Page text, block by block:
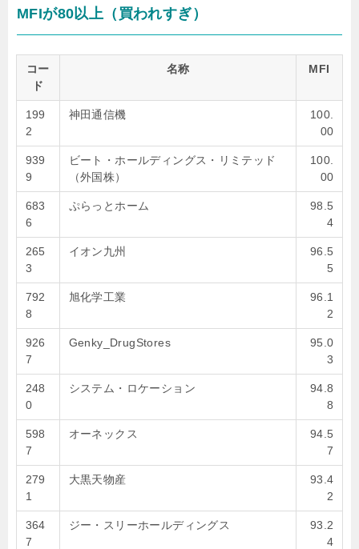
MFIが80以上（買われすぎ）
コー
ド
名称 MFI
199
2
神田通信機
100.
00
939
9
ビート・ホールディングス・リミテッド
（外国株）
100.
00
683
6
ぷらっとホーム
98.5
4
265
3
イオン九州
96.5
5
792
8
旭化学工業
96.1
2
926
7
Genky_DrugStores
95.0
3
248
0
システム・ロケーション
94.8
8
598
7
オーネックス
94.5
7
279
1
大黒天物産
93.4
2
364
7
ジー・スリーホールディングス
93.2
4